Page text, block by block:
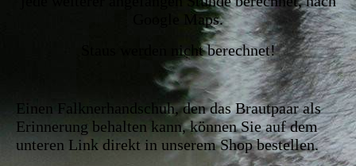
Google Maps.
Staus werden nicht berechnet!
Einen Falknerhandschuh, den das Brautpaar als
Erinnerung behalten kann, können Sie auf dem
unteren Link direkt in unserem Shop bestellen.